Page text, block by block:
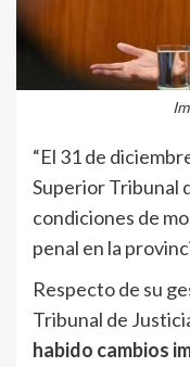
“El 31 de
Superior Tribunal
condiciones de
penal en la
Respecto de su
Tribunal de
habido cambios